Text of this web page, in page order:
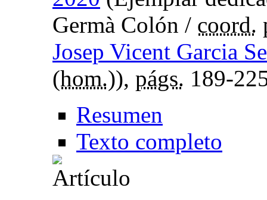
Germà Colón / coord.
Josep Vicent Garcia
(hom.)), págs. 189-
Resumen
Texto completo